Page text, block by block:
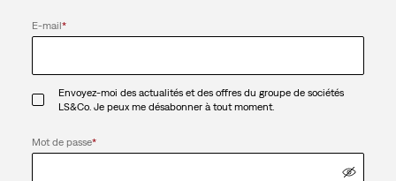
E-mail*
Envoyez-moi des actualités et des offres du groupe de sociétés
LS&Co. Je peux me désabonner à tout moment.
Mot de passe*